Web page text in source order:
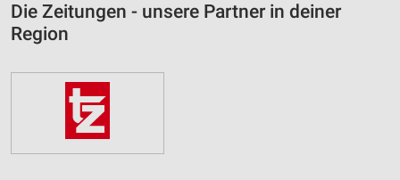
Die Zeitungen - unsere Partner in deiner
Region